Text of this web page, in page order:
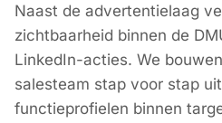
Naast de advertentielaag
zichtbaarheid binnen de
LinkedIn-acties. We
salesteam stap voor stap
functieprofielen binnen